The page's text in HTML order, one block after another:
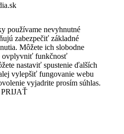
používame nevyhnutné
zabezpečiť základné
Môžete ich slobodne
ovplyvniť funkčnosť
nastaviť spustenie ďalších
vylepšiť fungovanie webu
vyjadrite prosím súhlas.
PRIJAŤ